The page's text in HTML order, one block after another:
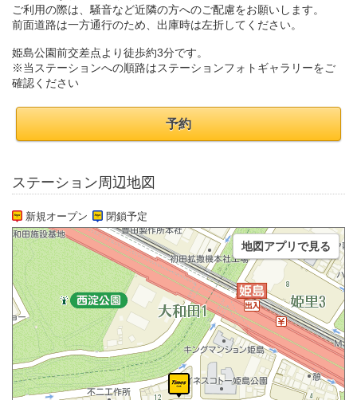
ご利用の際は、騒音など近隣の方へのご配慮をお願いします。
前面道路は一方通行のため、出庫時は左折してください。
姫島公園前交差点より徒歩約3分です。
※当ステーションへの順路はステーションフォトギャラリーをご
確認ください
予約
ステーション周辺地図
新規オープン 閉鎖予定
地図アプリで見る